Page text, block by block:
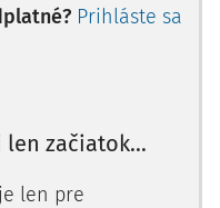
Prihláste sa
začiatok...
len pre